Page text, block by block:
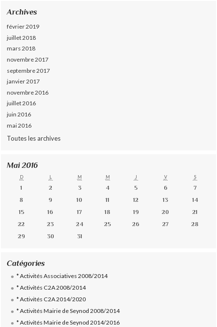
Archives
février 2019
juillet 2018
mars 2018
novembre 2017
septembre 2017
janvier 2017
novembre 2016
juillet 2016
juin 2016
mai 2016
Toutes les archives
Mai 2016
D L M M J V S
1 2 3 4 5 6
7
8
9 10 11 12 13
14
15
16 17 18 19 20
21
22
23 24 25 26 27
28
29
30 31
Catégories
* Activités Associatives 2008/2014
* Activités C2A 2008/2014
* Activités C2A 2014/2020
* Activités Mairie de Seynod 2008/2014
* Activités Mairie de Seynod 2014/2016